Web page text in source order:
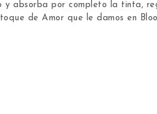
y absorba por completo la tinta,
de Amor que le damos en